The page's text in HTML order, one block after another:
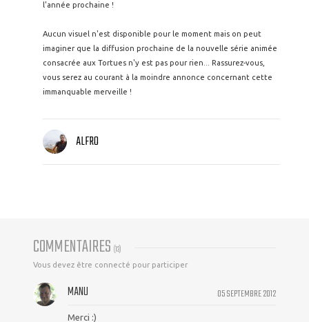
l'année prochaine !
Aucun visuel n'est disponible pour le moment mais on peut
imaginer que la diffusion prochaine de la nouvelle série animée
consacrée aux Tortues n'y est pas pour rien... Rassurez-vous,
vous serez au courant à la moindre annonce concernant cette
immanquable merveille !
ALFRO
COMMENTAIRES (13)
Vous devez être connecté pour participer
05 SEPTEMBRE 2012
MANU
Merci :)